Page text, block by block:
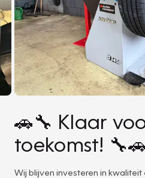
🚗🔧 Klaar
toekomst!
Wij blijven investeren in kwaliteit